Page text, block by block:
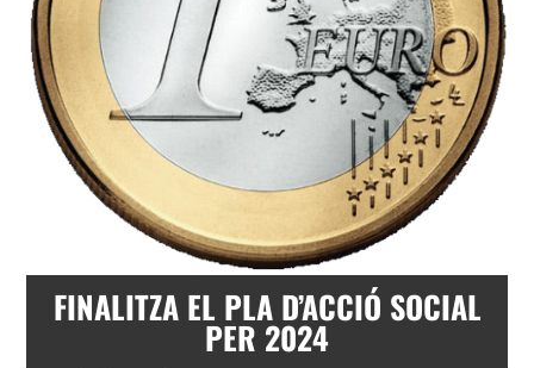
FINALITZA EL PLA D’ACCIÓ SOCIAL
PER 2024